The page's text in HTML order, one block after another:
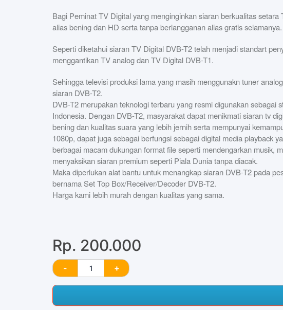
Bagi Peminat TV Digital yang menginginkan siaran berkualitas
alias bening dan HD serta tanpa berlangganan alias gratis selamanya.
Seperti diketahui siaran TV Digital DVB-T2 telah menjadi standart
menggantikan TV analog dan TV Digital DVB-T1.
Sehingga televisi produksi lama yang masih menggunakn tuner
siaran DVB-T2.
DVB-T2 merupakan teknologi terbaru yang resmi digunakan sebagai
Indonesia. Dengan DVB-T2, masyarakat dapat menikmati siaran tv
bening dan kualitas suara yang lebih jernih serta mempunyai
1080p, dapat juga sebagai berfungsi sebagai digital media playback
berbagai macam dukungan format file seperti mendengarkan musik,
menyaksikan siaran premium seperti Piala Dunia tanpa diacak.
Maka diperlukan alat bantu untuk menangkap siaran DVB-T2 pada
bernama Set Top Box/Receiver/Decoder DVB-T2.
Harga kami lebih murah dengan kualitas yang sama.
Rp. 200.000